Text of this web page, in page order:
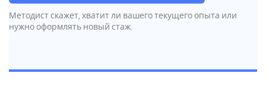
Методист скажет, хватит ли вашего текущего опыта или
нужно оформлять новый стаж.